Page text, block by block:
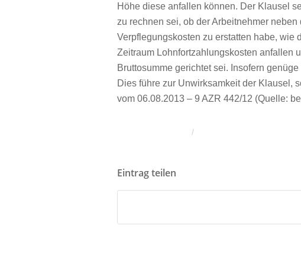
Höhe diese anfallen können. Der Klausel
zu rechnen sei, ob der Arbeitnehmer
Verpflegungskosten zu erstatten habe, wie
Zeitraum Lohnfortzahlungskosten anfallen
Bruttosumme gerichtet sei. Insofern
Dies führe zur Unwirksamkeit der Klausel,
vom 06.08.2013 – 9 AZR 442/12 (Quelle:
/
Eintrag teilen